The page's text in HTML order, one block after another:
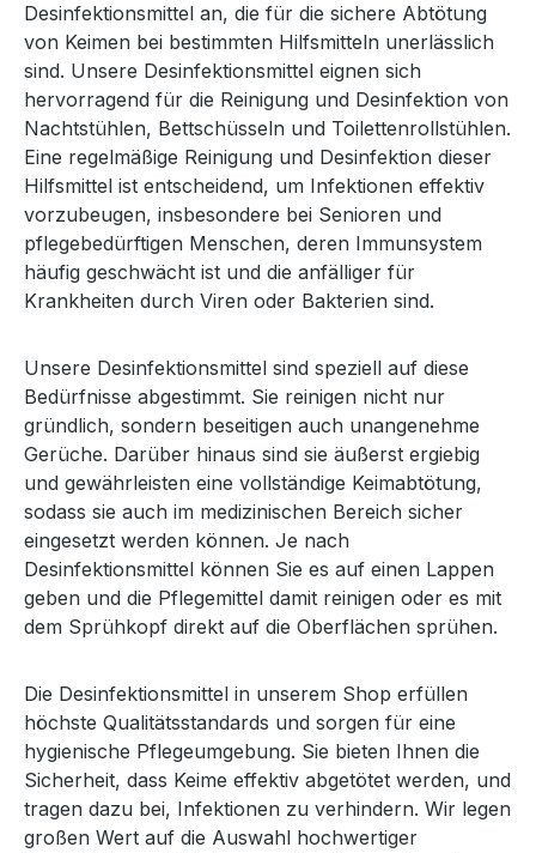
Desinfektionsmittel an, die für die sichere Abtötung
von Keimen bei bestimmten Hilfsmitteln unerlässlich
sind. Unsere Desinfektionsmittel eignen sich
hervorragend für die Reinigung und Desinfektion von
Nachtstühlen, Bettschüsseln und Toilettenrollstühlen.
Eine regelmäßige Reinigung und Desinfektion dieser
Hilfsmittel ist entscheidend, um Infektionen effektiv
vorzubeugen, insbesondere bei Senioren und
pflegebedürftigen Menschen, deren Immunsystem
häufig geschwächt ist und die anfälliger für
Krankheiten durch Viren oder Bakterien sind.
Unsere Desinfektionsmittel sind speziell auf diese
Bedürfnisse abgestimmt. Sie reinigen nicht nur
gründlich, sondern beseitigen auch unangenehme
Gerüche. Darüber hinaus sind sie äußerst ergiebig
und gewährleisten eine vollständige Keimabtötung,
sodass sie auch im medizinischen Bereich sicher
eingesetzt werden können. Je nach
Desinfektionsmittel können Sie es auf einen Lappen
geben und die Pflegemittel damit reinigen oder es mit
dem Sprühkopf direkt auf die Oberflächen sprühen.
Die Desinfektionsmittel in unserem Shop erfüllen
höchste Qualitätsstandards und sorgen für eine
hygienische Pflegeumgebung. Sie bieten Ihnen die
Sicherheit, dass Keime effektiv abgetötet werden, und
tragen dazu bei, Infektionen zu verhindern. Wir legen
großen Wert auf die Auswahl hochwertiger